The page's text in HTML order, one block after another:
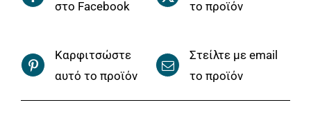
στο Facebook το προϊόν
Καρφιτσώστε
αυτό το προϊόν
Στείλτε με email
το προϊόν